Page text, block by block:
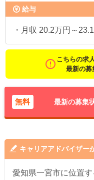
給与
・月収 20.2万円～
こちらの求
最新の募
無料 最新の募集
キャリアアドバイザー
愛知県一宮市に位置